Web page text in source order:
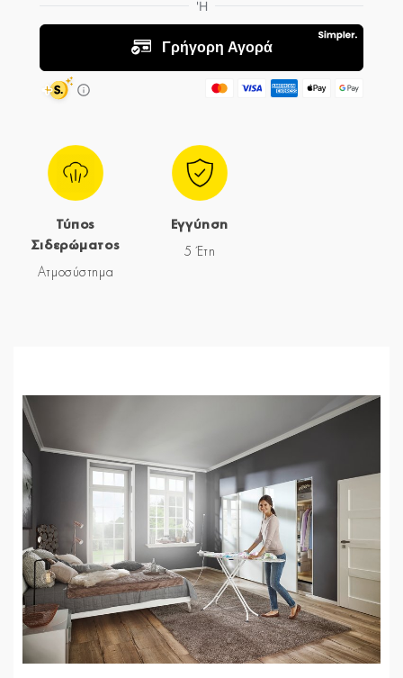
Τύπος
Σιδερώματος
Ατμοσύστημα
Εγγύηση
5 Έτη